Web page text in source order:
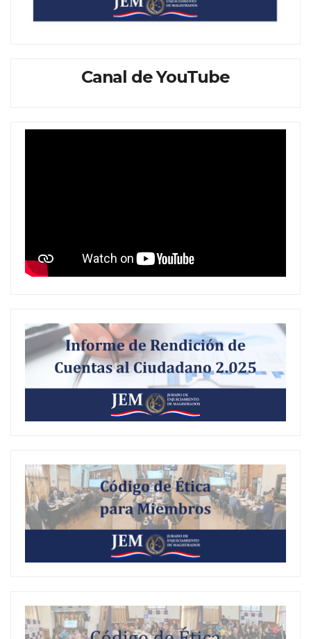
Canal de YouTube